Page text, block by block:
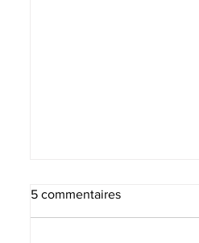
5 commentaires